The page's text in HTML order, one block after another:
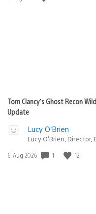
Tom Clancy’s Ghost Recon
Update
Lucy O’Brien
Lucy O’Brien,
Veröffentlichungsdatum:
6. Aug 2026 1 12